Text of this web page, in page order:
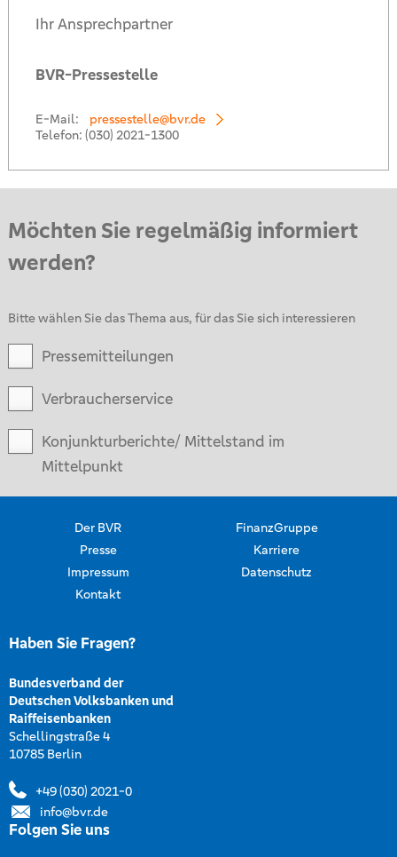
Ihr Ansprechpartner
BVR-Pressestelle
E-Mail:
pressestelle@bvr.de
Telefon: (030) 2021-1300
Möchten Sie regelmäßig informiert
werden?
Bitte wählen Sie das Thema aus, für das Sie sich interessieren
Pressemitteilungen
Verbraucherservice
Konjunkturberichte/ Mittelstand im
Mittelpunkt
Der BVR
FinanzGruppe
Presse
Karriere
Impressum
Datenschutz
Kontakt
Haben Sie Fragen?
Bundesverband der
Deutschen Volksbanken und
Raiffeisenbanken
Schellingstraße 4
10785 Berlin
+49 (030) 2021-0
info@bvr.de
Folgen Sie uns